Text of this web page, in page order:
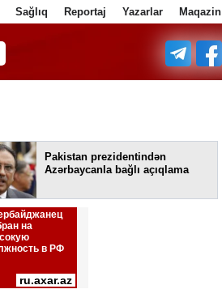
Sağlıq Reportaj Yazarlar Maqazin
Pakistan prezidentindən
Azərbaycanla bağlı açıqlama